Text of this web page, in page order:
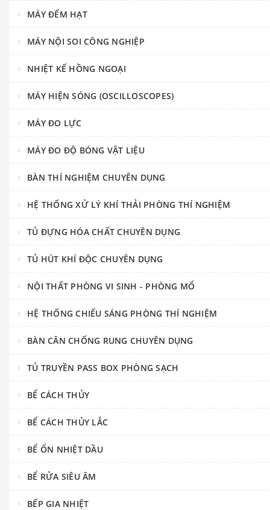
MÁY ĐẾM HẠT
MÁY NỘI SOI CÔNG NGHIỆP
NHIỆT KẾ HỒNG NGOẠI
MÁY HIỆN SÓNG (OSCILLOSCOPES)
MÁY ĐO LỰC
MÁY ĐO ĐỘ BÓNG VẬT LIỆU
BÀN THÍ NGHIỆM CHUYÊN DỤNG
HỆ THỐNG XỬ LÝ KHÍ THẢI PHÒNG THÍ NGHIỆM
TỦ ĐỰNG HÓA CHẤT CHUYÊN DỤNG
TỦ HÚT KHÍ ĐỘC CHUYÊN DỤNG
NỘI THẤT PHÒNG VI SINH - PHÒNG MỔ
HỆ THỐNG CHIẾU SÁNG PHÒNG THÍ NGHIỆM
BÀN CÂN CHỐNG RUNG CHUYÊN DỤNG
TỦ TRUYỀN PASS BOX PHÒNG SẠCH
BỂ CÁCH THỦY
BỂ CÁCH THỦY LẮC
BỂ ỔN NHIỆT DẦU
BỂ RỬA SIÊU ÂM
BẾP GIA NHIỆT